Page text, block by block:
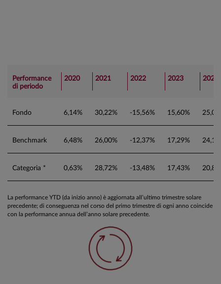
Performance
di periodo
2020 2021 2022 2023 2024
Fondo 6,14% 30,22% -15,56% 15,60%
Benchmark 6,48% 26,00% -12,37% 17,29%
Categoria * 0,63% 28,72% -13,48% 17,43%
La performance YTD (da inizio anno) è aggiornata all’ultimo trimestre solare
precedente; di conseguenza nel corso del primo trimestre di ogni anno coincide
con la performance annua dell’anno solare precedente.